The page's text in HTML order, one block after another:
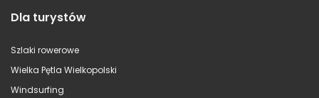
Dla turystów
Szlaki rowerowe
Wielka Pętla Wielkopolski
Windsurfing